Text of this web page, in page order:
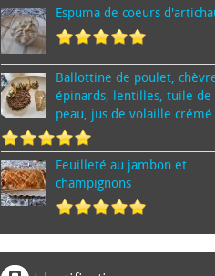
Espuma de cœurs
Ballottine de poulet,
épinards, lentilles, tuile de
peau, jus de volaille crémé
Feuilleté au jambon et
champignons